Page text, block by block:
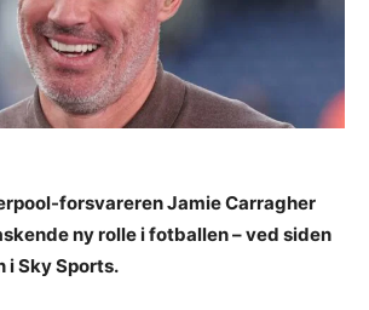
forsvareren Jamie Carragher
ny rolle i fotballen – ved siden
i Sky Sports.